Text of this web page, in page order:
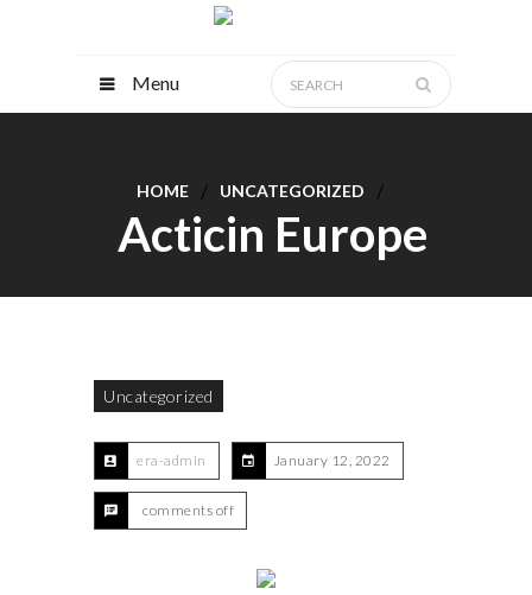
Menu
HOME UNCATEGORIZED
Acticin Europe
Uncategorized
era-admin January 12, 2022
comments off